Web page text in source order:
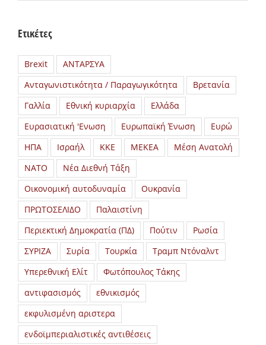
Ετικέτες
Brexit
ΑΝΤΑΡΣΥΑ
Ανταγωνιστικότητα / Παραγωγικότητα
Βρετανία
Γαλλία
Εθνική κυριαρχία
Ελλάδα
Ευρασιατική 'Ενωση
Ευρωπαϊκή Ένωση
Ευρώ
ΗΠΑ
Ισραήλ ΚΚΕ ΜΕΚΕΑ
Μέση Ανατολή
ΝΑΤΟ
Νέα Διεθνή Τάξη
Οικονομική αυτοδυναμία
Ουκρανία
ΠΡΩΤΟΣΕΛΙΔΟ
Παλαιστίνη
Περιεκτική Δημοκρατία (ΠΔ)
Πούτιν
Ρωσία
ΣΥΡΙΖΑ
Συρία Τουρκία
Τραμπ Ντόναλντ
Υπερεθνική Ελίτ
Φωτόπουλος Τάκης
αντιφασισμός
εθνικισμός
εκφυλισμένη αριστερα
ενδοϊμπεριαλιστικές αντιθέσεις